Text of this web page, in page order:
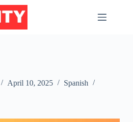
April 10, 2025
Spanish